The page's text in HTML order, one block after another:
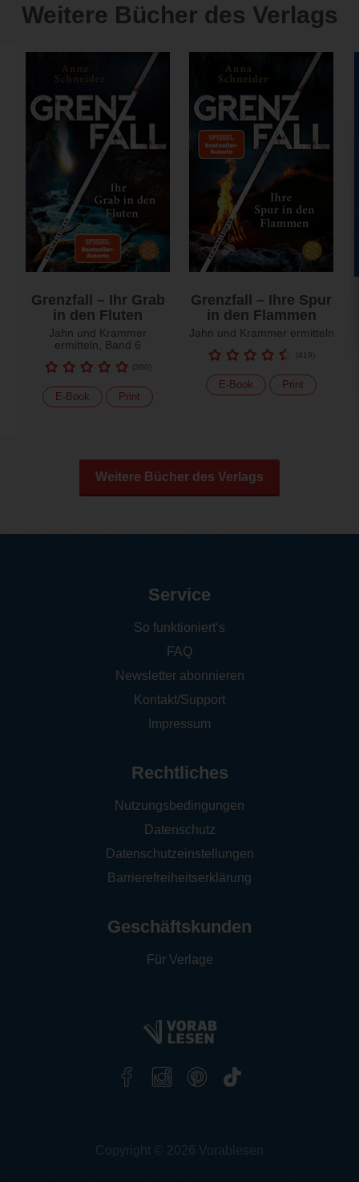
Weitere Bücher des Verlags
Grenzfall – Ihr Grab
in den Fluten
Jahn und Krammer
ermitteln, Band 6
(380)
E-Book Print
Grenzfall – Ihre Spur
in den Flammen
Jahn und Krammer ermitteln
(419)
E-Book Print
Weitere Bücher des Verlags
Service
So funktioniert‘s
FAQ
Newsletter abonnieren
Kontakt/Support
Impressum
Rechtliches
Nutzungsbedingungen
Datenschutz
Datenschutzeinstellungen
Barrierefreiheitserklärung
Geschäftskunden
Für Verlage
Copyright © 2026 Vorablesen